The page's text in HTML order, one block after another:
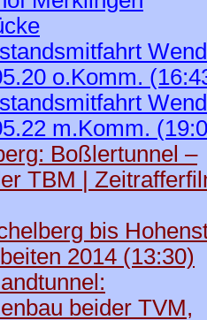
o.Komm.
m.Komm.
Boßlertunnel –
TBM |
bis
2014 (13:30)
beider TVM,